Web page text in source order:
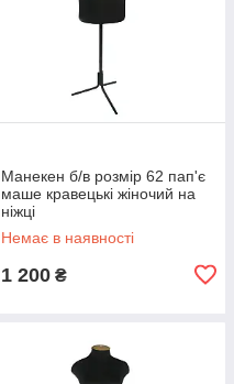
Манекен б/в розмір 62 пап'є
маше кравецькі жіночий на
ніжці
Немає в наявності
1 200 ₴